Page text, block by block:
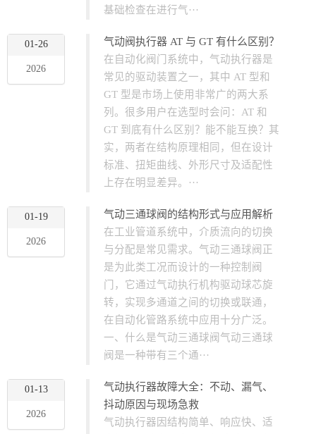
基础检查在进行气···
01-26
2026
气动阀执行器 AT 与 GT 有什么区别？
在自动化阀门系统中，气动执行器是
常见的驱动装置之一，其中 AT 型和
GT 型是市场上使用非常广的两大系
列。很多用户在选型时会问：AT 和
GT 到底有什么区别？能不能互换？其
实，两者在结构原理相同，但在设计
标准、扭矩曲线、外形尺寸及适配性
上存在明显差异。···
01-19
2026
气动三通球阀的结构形式与应用解析
在工业管道系统中，介质流向的切换
与分配是常见需求。气动三通球阀正
是为此类工况而设计的一种控制阀
门，它通过气动执行机构驱动球芯旋
转，实现多通道之间的切换或联通，
在自动化管路系统中应用十分广泛。
一、什么是气动三通球阀气动三通球
阀是一种带有三个通···
01-13
2026
气动执行器故障大全：不动、漏气、
抖动原因与现场急救
气动执行器因结构简单、响应快、适